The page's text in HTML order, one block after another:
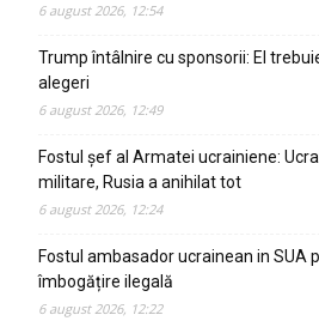
6 august 2026, 12:54
Trump întâlnire cu sponsorii: El
alegeri
6 august 2026, 12:49
Fostul șef al Armatei ucrainiene:
militare, Rusia a anihilat tot
6 august 2026, 12:24
Fostul ambasador ucrainean in SUA
îmbogățire ilegală
6 august 2026, 12:22